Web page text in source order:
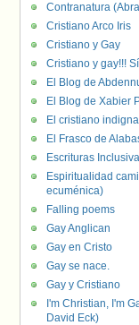
Contranatura
Cristiano Arco Iris
Cristiano y Gay
Cristiano y gay!!!
El Blog de
El Blog de Xabier
El cristiano
El Frasco de
Escrituras
Espiritualidad
ecuménica)
Falling poems
Gay Anglican
Gay en Cristo
Gay se nace.
Gay y Cristiano
I'm Christian, I'm
David Eck)